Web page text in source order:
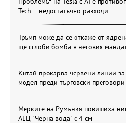
Tech – недостатъчно разходи
Тръмп може да се откаже от
ще сглоби бомба в неговия
Китай прокарва червени линии
модел преди търговски
Мерките на Румъния повишиха
АЕЦ "Черна вода" с 4 см